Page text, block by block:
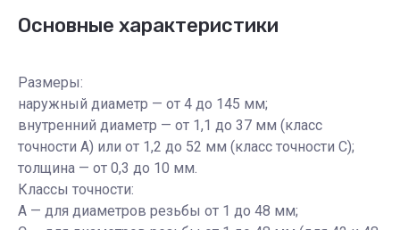
Основные характеристики
Размеры:
наружный диаметр — от 4 до 145 мм;
внутренний диаметр — от 1,1 до 37 мм (класс
точности А) или от 1,2 до 52 мм (класс точности С);
толщина — от 0,3 до 10 мм.
Классы точности:
А — для диаметров резьбы от 1 до 48 мм;